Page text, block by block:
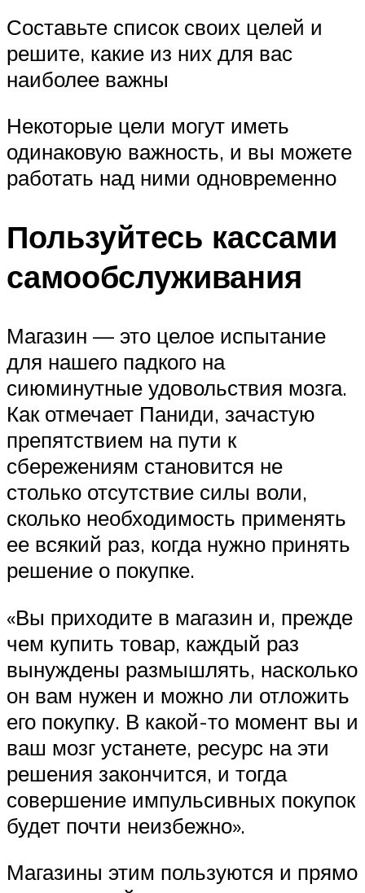
Составьте список своих целей и
решите, какие из них для вас
наиболее важны
Некоторые цели могут иметь
одинаковую важность, и вы можете
работать над ними одновременно
Пользуйтесь кассами
самообслуживания
Магазин — это целое испытание
для нашего падкого на
сиюминутные удовольствия мозга.
Как отмечает Паниди, зачастую
препятствием на пути к
сбережениям становится не
столько отсутствие силы воли,
сколько необходимость применять
ее всякий раз, когда нужно принять
решение о покупке.
«Вы приходите в магазин и, прежде
чем купить товар, каждый раз
вынуждены размышлять, насколько
он вам нужен и можно ли отложить
его покупку. В какой-то момент вы и
ваш мозг устанете, ресурс на эти
решения закончится, и тогда
совершение импульсивных покупок
будет почти неизбежно».
Магазины этим пользуются и прямо